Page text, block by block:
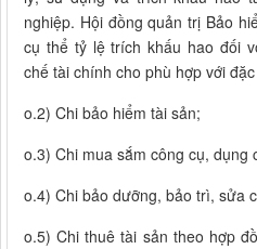
nghiệp. Hội đồng quản trị Bảo
cụ thể tỷ lệ trích khấu hao đối
chế tài chính cho phù hợp với
o.2) Chi bảo hiểm tài sản;
o.3) Chi mua sắm công cụ, dụng
o.4) Chi bảo dưỡng, bảo trì, sửa
o.5) Chi thuê tài sản theo hợp